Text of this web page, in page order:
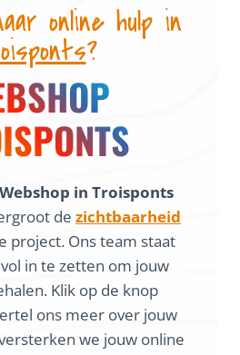
online hulp in
?
Webshop in Troisponts
de zichtbaarheid
project. Ons team staat
in te zetten om jouw
Klik op de knop
ons meer over jouw
we jouw online